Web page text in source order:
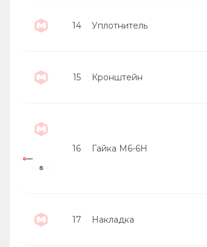
14 Уплотнитель
15 Кронштейн
16 Гайка М6-6Н
17 Накладка